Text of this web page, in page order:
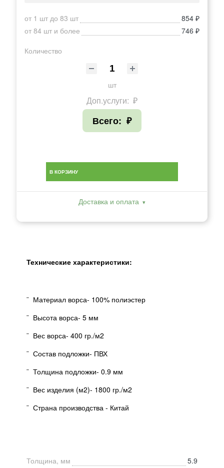
от 1 шт до 83 шт
854 ₽
от 84 шт и более
746 ₽
Количество
шт
Доп.услуги: ₽
Всего: ₽
В КОРЗИНУ
Доставка и оплата
Технические характеристики:
¨ Материал ворса- 100% полиэстер
¨ Высота ворса- 5 мм
¨ Вес ворса- 400 гр./м2
¨ Состав подложки- ПВХ
¨ Толщина подложки- 0.9 мм
¨ Вес изделия (м2)- 1800 гр./м2
¨ Страна производства - Китай
Толщина, мм
5.9